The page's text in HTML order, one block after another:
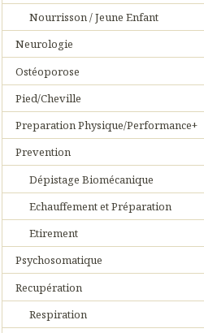
Nourrisson / Jeune Enfant
Neurologie
Ostéoporose
Pied/Cheville
Preparation Physique/Performance+
Prevention
Dépistage Biomécanique
Echauffement et Préparation
Etirement
Psychosomatique
Recupération
Respiration